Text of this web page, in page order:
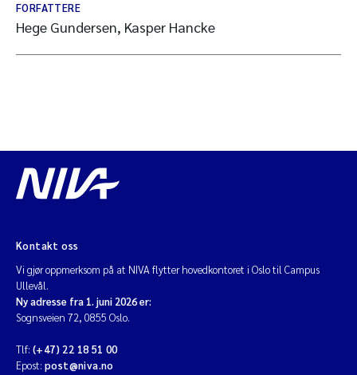
FORFATTERE
Hege Gundersen, Kasper Hancke
Kontakt oss
Vi gjør oppmerksom på at NIVA flytter hovedkontoret i Oslo til Campus
Ullevål.
Ny adresse fra 1. juni 2026 er:
Sognsveien 72, 0855 Oslo.
Tlf: (+47) 22 18 51 00
Epost: post@niva.no